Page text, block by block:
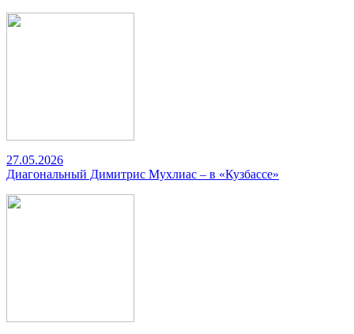
27.05.2026
Диагональный Димитрис Мухлиас – в «Кузбассе»